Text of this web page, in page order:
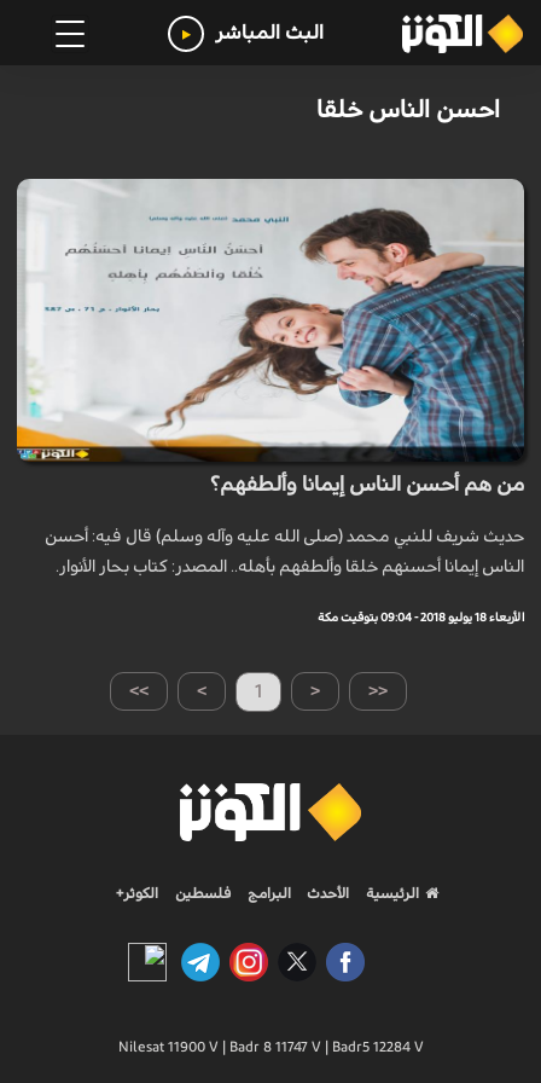
البث المباشر
احسن الناس خلقا
من هم أحسن الناس إيمانا وألطفهم؟
حديث شريف للنبي محمد (صلى الله عليه وآله وسلم) قال فيه: أحسن
الناس إيمانا أحسنهم خلقا وألطفهم بأهله.. المصدر: كتاب بحار الأنوار.
الأربعاء 18 يوليو 2018 - 09:04 بتوقيت مكة
>> > 1 < <<
الرئيسية الأحدث البرامج فلسطين الكوثر+
Nilesat 11900 V | Badr 8 11747 V | Badr5 12284 V